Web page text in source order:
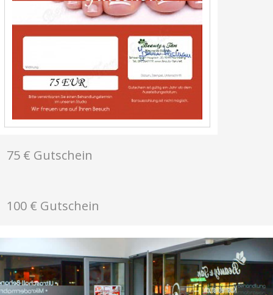
75 € Gutschein
100 € Gutschein